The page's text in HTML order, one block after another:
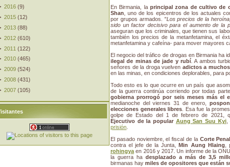
En Birmania, la principal zona de cultivo de
Shan , uno de los epicentros de los actuales
por grupos armados. "Los precios de la
sido un factor decisivo para el aumento de la
aseguran que los criminales, que tienen sus
también los precios de la metanfetamina, el
metanfetamina y cafeína- para mover mayores
El negocio del tráfico de drogas en Birmania ha
ilegal de minas de jade y rubí . A ambos
señores de la droga vuelven adictos a
en las minas, en condiciones deplorables, para
Todo esto es lo que ocurre en un país que
de la guerra continúa corriendo por todas
gobierna prorrogó por seis meses más el
medianoche del viernes 31 de enero,
elecciones generales libres . Esa fue la
golpe de Estado del 1 de febrero de 2021,
Ejecutivo de la popular Aung San Suu Kyi,
prisión
El pasado noviembre, el fiscal de la Corte
contra el jefe de la Junta,Min Aung Hlaing
rohingya en 2016 y 2017. Un informe de la
la guerra ha desplazado a más de 3,5
birmanas hay miles de opositores que están
2016 (9)
2015 (12)
2013 (88)
2012 (610)
2011 (122)
2010 (465)
2009 (524)
2008 (431)
2007 (105)